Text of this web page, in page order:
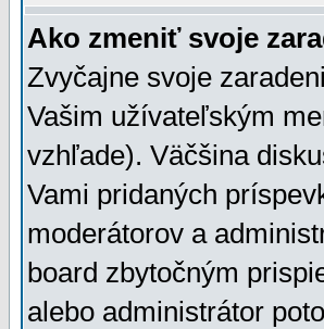
Ako zmeniť svoje
Zvyčajne svoje
Vašim užívateľským
vzhľade). Väčšina
Vami pridaných
moderátorov a
board zbytočným
alebo administrátor